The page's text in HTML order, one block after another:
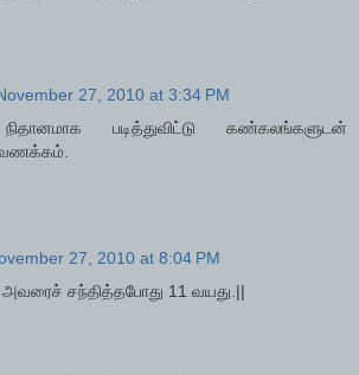
27, 2010 at 3:34 PM
படித்துவிட்டு கண்கலங்களுடன்
வணக்கம்.
27, 2010 at 8:04 PM
சந்தித்தபோது 11 வயது.||